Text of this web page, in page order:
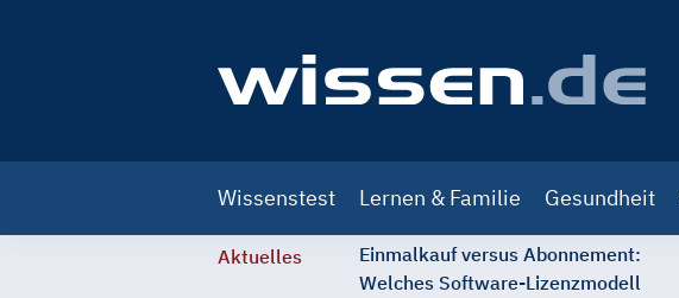
navigation
Wissenstest Lernen & Familie Gesundheit
Aktuelles
Einmalkauf versus Abonnement:
Welches Software-Lizenzmodell